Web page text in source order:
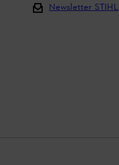
Newsletter STIHL